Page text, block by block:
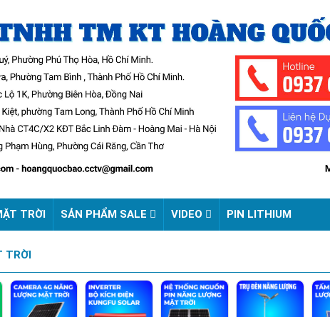
TRỜI SẢN PHẨM SALE VIDEO PIN LITHIUM
TRỜI